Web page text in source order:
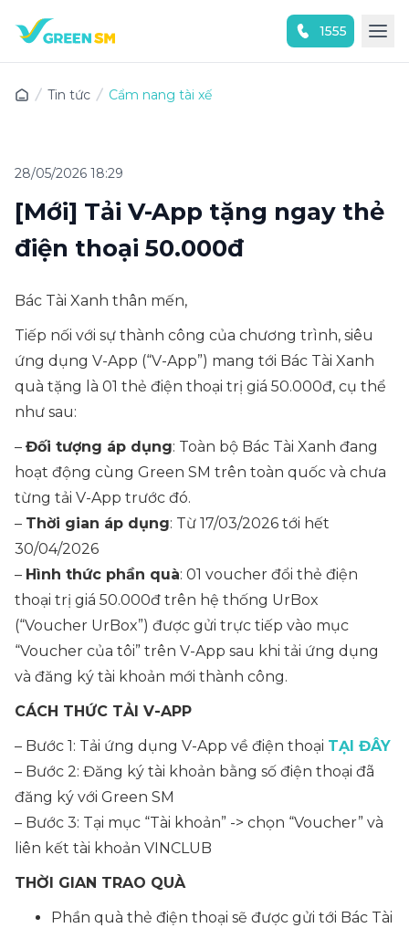
1555
Tin tức Cẩm nang tài xế
28/05/2026 18:29
[Mới] Tải V-App tặng ngay thẻ
điện thoại 50.000đ
Bác Tài Xanh thân mến,
Tiếp nối với sự thành công của chương trình, siêu
ứng dụng V-App (“V-App”) mang tới Bác Tài Xanh
quà tặng là 01 thẻ điện thoại trị giá 50.000đ, cụ thể
như sau:
– Đối tượng áp dụng: Toàn bộ Bác Tài Xanh đang
hoạt động cùng Green SM trên toàn quốc và chưa
từng tải V-App trước đó.
– Thời gian áp dụng: Từ 17/03/2026 tới hết
30/04/2026
– Hình thức phần quà: 01 voucher đổi thẻ điện
thoại trị giá 50.000đ trên hệ thống UrBox
(“Voucher UrBox”) được gửi trực tiếp vào mục
“Voucher của tôi” trên V-App sau khi tải ứng dụng
và đăng ký tài khoản mới thành công.
CÁCH THỨC TẢI V-APP
– Bước 1: Tải ứng dụng V-App về điện thoại TẠI ĐÂY
– Bước 2: Đăng ký tài khoản bằng số điện thoại đã
đăng ký với Green SM
– Bước 3: Tại mục “Tài khoản” -> chọn “Voucher” và
liên kết tài khoản VINCLUB
THỜI GIAN TRAO QUÀ
Phần quà thẻ điện thoại sẽ được gửi tới Bác Tài